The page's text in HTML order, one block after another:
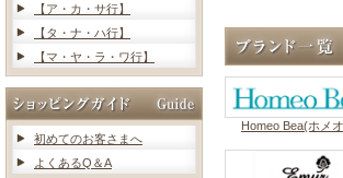
【ア・カ・サ行】
【タ・ナ・ハ行】
【マ・ヤ・ラ・ワ行】
初めてのお客さまへ
よくあるQ＆A
Homeo Bea(ホメ